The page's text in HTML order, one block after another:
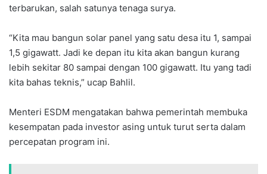
terbarukan, salah satunya tenaga surya.
“Kita mau bangun solar panel yang satu desa itu 1, sampai
1,5 gigawatt. Jadi ke depan itu kita akan bangun kurang
lebih sekitar 80 sampai dengan 100 gigawatt. Itu yang tadi
kita bahas teknis,” ucap Bahlil.
Menteri ESDM mengatakan bahwa pemerintah membuka
kesempatan pada investor asing untuk turut serta dalam
percepatan program ini.